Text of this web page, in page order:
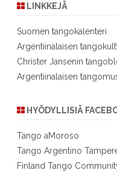
LINKKEJÄ
Suomen tangokalenteri
Argentiinalaisen
Christer Jansenin
Argentiinalaisen
HYÖDYLLISIÄ
Tango aMoroso
Tango Argentino
Finland Tango